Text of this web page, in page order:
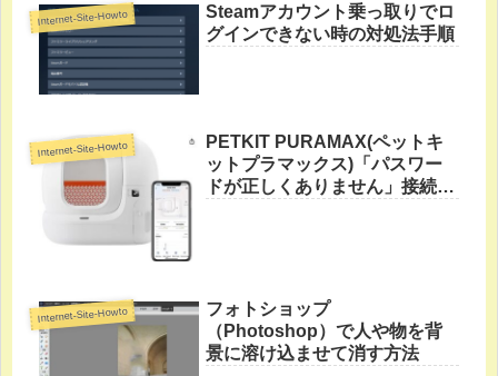
Internet-Site-Howto
Steamアカウント乗っ取りでロ
グインできない時の対処法手順
Internet-Site-Howto
PETKIT PURAMAX(ペットキ
ットプラマックス)「パスワー
ドが正しくありません」接続で
Internet-Site-Howto
フォトショップ
（Photoshop）で人や物を背
景に溶け込ませて消す方法